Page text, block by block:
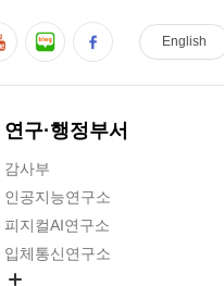
연구·행정부서
감사부
인공지능연구소
피지컬AI연구소
입체통신연구소
English